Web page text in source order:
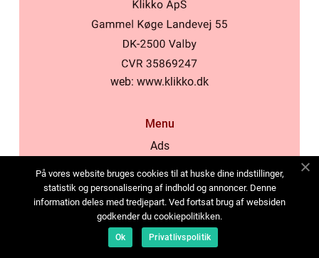
web: www.klikko.dk
Menu
Ads
Cookies
Contact
Sitemap
På vores website bruges cookies til at huske dine indstillinger,
statistik og personalisering af indhold og annoncer. Denne
information deles med tredjepart. Ved fortsat brug af websiden
godkender du cookiepolitikken.
Ok Privatlivspolitik